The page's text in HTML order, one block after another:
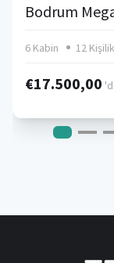
Bodrum
6 Kabin 12 Kişilik
€17.500,00